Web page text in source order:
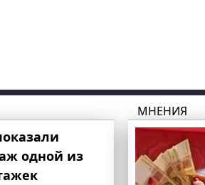
одной из
МНЕНИЯ